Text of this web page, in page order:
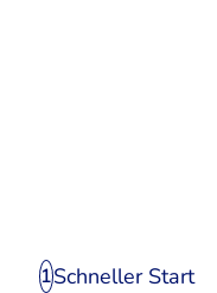
1Schneller Start